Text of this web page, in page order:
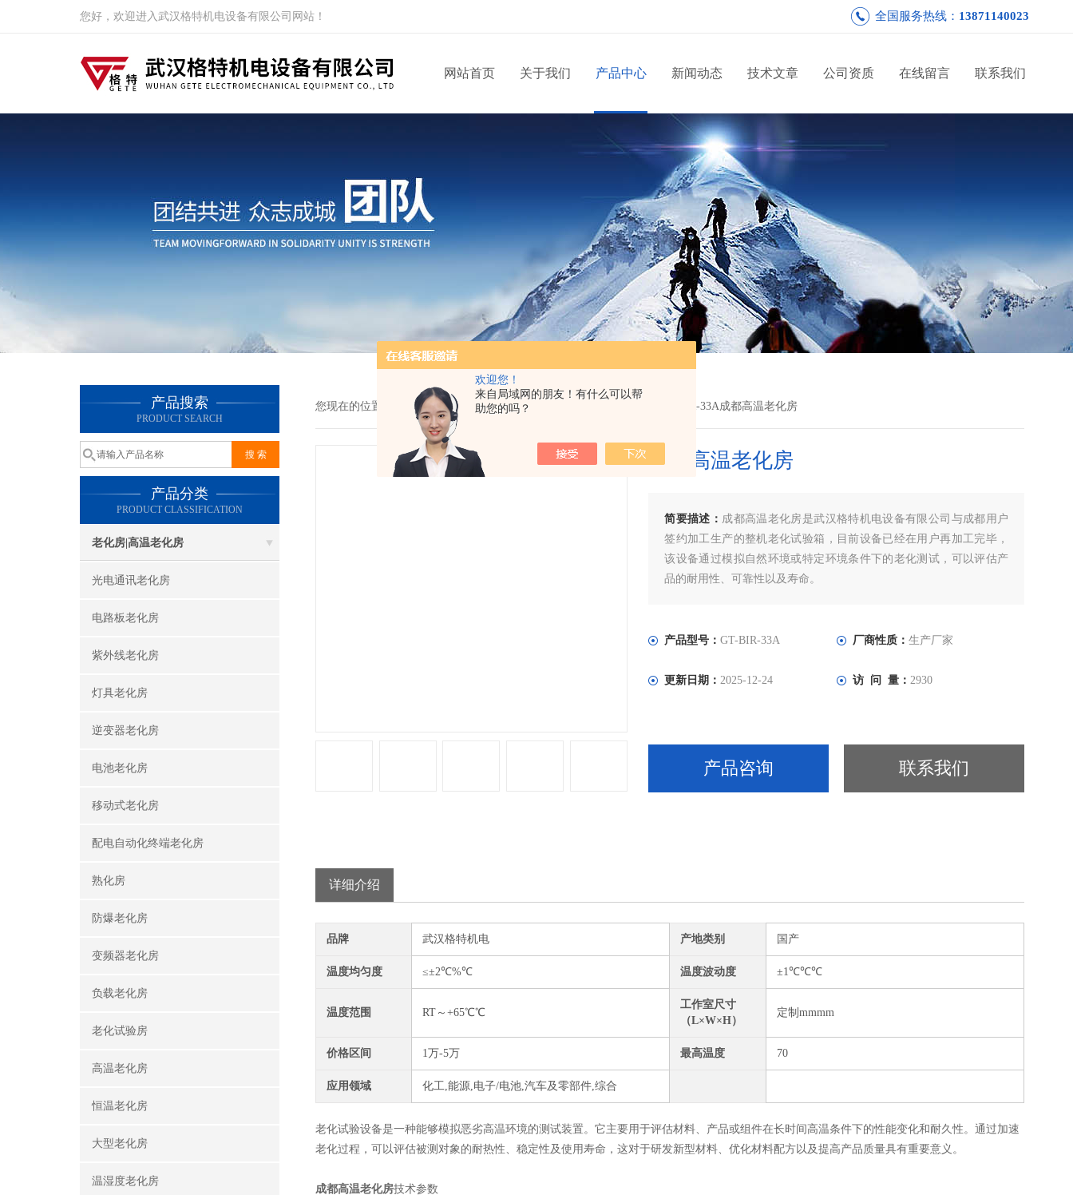
欢迎您！
来自局域网的朋友！有什么可以帮
助您的吗？
您好，欢迎进入武汉格特机电设备有限公司网站！ 全国服务热线： 13871140023
网站首页 关于我们 产品中心 新闻动态 技术文章 公司资质 在线留言 联系我们
产品搜索
PRODUCT SEARCH
产品分类
PRODUCT CLASSIFICATION
老化房|高温老化房
光电通讯老化房
电路板老化房
紫外线老化房
灯具老化房
逆变器老化房
电池老化房
移动式老化房
配电自动化终端老化房
熟化房
防爆老化房
变频器老化房
负载老化房
老化试验房
高温老化房
恒温老化房
大型老化房
温湿度老化房
您现在的位置： 首页 > 产品中心 >老化房|高温老化房 > GT-BIR-33A成都高温老化房
成都高温老化房
简要描述： 成都高温老化房是武汉格特机电设备有限公司与成都用户
签约加工生产的整机老化试验箱，目前设备已经在用户再加工完毕，
该设备通过模拟自然环境或特定环境条件下的老化测试，可以评估产
品的耐用性、可靠性以及寿命。
产品型号：GT-BIR-33A 厂商性质： 生产厂家
更新日期：2025-12-24 访 问 量： 2930
产品咨询 联系我们
详细介绍
品牌 武汉格特机电 产地类别 国产
温度均匀度 ≤±2℃%℃ 温度波动度 ±1℃℃℃
温度范围 RT～+65℃℃
工作室尺寸
（L×W×H）
定制mmmm
价格区间 1万-5万 最高温度 70
应用领域 化工,能源,电子/电池,汽车及零部件,综合
老化试验设备是一种能够模拟恶劣高温环境的测试装置。它主要用于评估材料、产品或组件在长时间高温条件下的性能变化和耐久性。通过加速
老化过程，可以评估被测对象的耐热性、稳定性及使用寿命，这对于研发新型材料、优化材料配方以及提高产品质量具有重要意义。
成都高温老化房技术参数